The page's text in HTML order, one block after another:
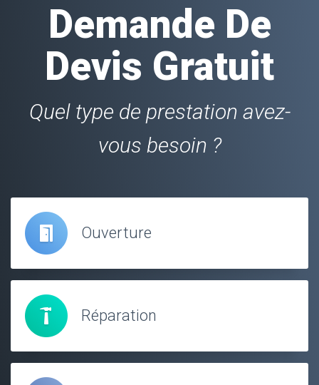
Demande De
Devis Gratuit
Quel type de prestation avez-
vous besoin ?
Ouverture
Réparation